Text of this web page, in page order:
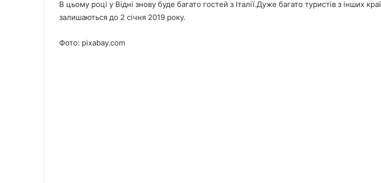
В цьому році у Відні знову буде багато гостей з Італії.Дуже багато туристів з інших
залишаються до 2 січня 2019 року.
Фото: pixabay.com